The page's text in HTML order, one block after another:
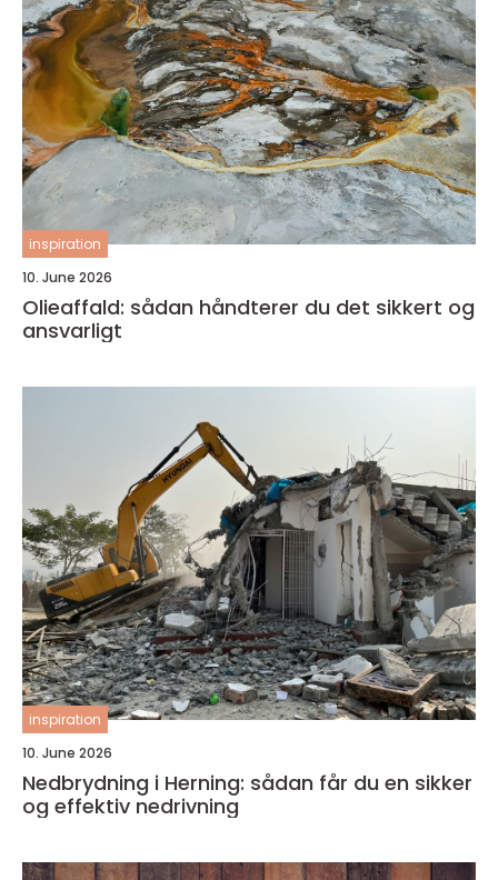
inspiration
10. June 2026
Olieaffald: sådan håndterer du det sikkert og
ansvarligt
inspiration
10. June 2026
Nedbrydning i Herning: sådan får du en sikker
og effektiv nedrivning